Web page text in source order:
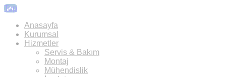
Top
Anasayfa
Kurumsal
Hizmetler
Servis & Bakım
Montaj
Mühendislik